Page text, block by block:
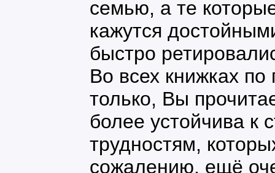
семью, а те
кажутся
быстро
Во всех книжках по
только, Вы
более устойчива к
трудностям,
сожалению, ещё